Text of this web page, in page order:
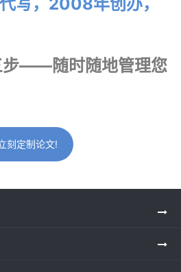
步——随时随地管理您
刻定制论文!